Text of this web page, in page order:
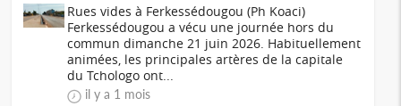
Rues vides à Ferkessédougou (Ph Koaci)
Ferkessédougou a vécu une journée hors du
commun dimanche 21 juin 2026. Habituellement
animées, les principales artères de la capitale
du Tchologo ont...
il y a 1 mois